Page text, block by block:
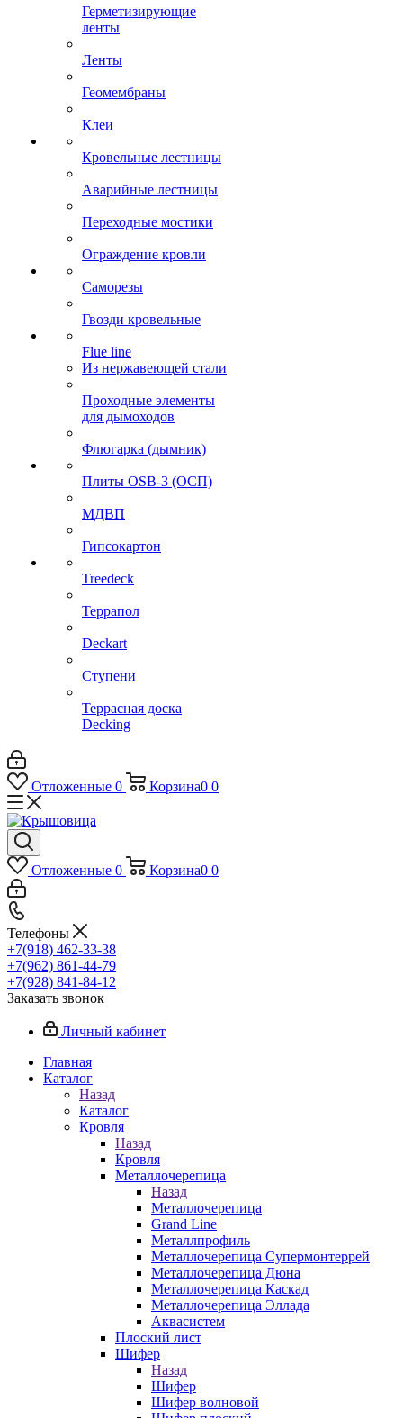
Герметизирующие
ленты
Ленты
Геомембраны
Клеи
Кровельные лестницы
Аварийные лестницы
Переходные мостики
Ограждение кровли
Саморезы
Гвозди кровельные
Flue line
Из нержавеющей стали
Проходные элементы
для дымоходов
Флюгарка (дымник)
Плиты OSB-3 (ОСП)
МДВП
Гипсокартон
Treedeck
Террапол
Deckart
Ступени
Террасная доска
Decking
Отложенные 0 Корзина0 0
Отложенные 0 Корзина0 0
Телефоны
+7(918) 462-33-38
+7(962) 861-44-79
+7(928) 841-84-12
Заказать звонок
Личный кабинет
Главная
Каталог
Назад
Каталог
Кровля
Назад
Кровля
Металлочерепица
Назад
Металлочерепица
Grand Line
Металлпрофиль
Металлочерепица Супермонтеррей
Металлочерепица Дюна
Металлочерепица Каскад
Металлочерепица Эллада
Аквасистем
Плоский лист
Шифер
Назад
Шифер
Шифер волновой